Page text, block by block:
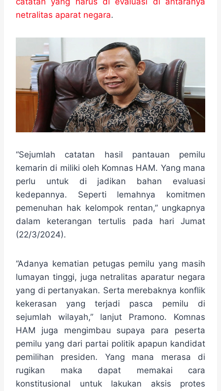
netralitas aparat negara.
“Sejumlah catatan hasil pantauan pemilu
kemarin di miliki oleh Komnas HAM. Yang mana
perlu untuk di jadikan bahan evaluasi
kedepannya. Seperti lemahnya komitmen
pemenuhan hak kelompok rentan,” ungkapnya
dalam keterangan tertulis pada hari Jumat
(22/3/2024).
“Adanya kematian petugas pemilu yang masih
lumayan tinggi, juga netralitas aparatur negara
yang di pertanyakan. Serta merebaknya konflik
kekerasan yang terjadi pasca pemilu di
sejumlah wilayah,” lanjut Pramono. Komnas
HAM juga mengimbau supaya para peserta
pemilu yang dari partai politik apapun kandidat
pemilihan presiden. Yang mana merasa di
rugikan maka dapat memakai cara
konstitusional untuk lakukan aksis protes